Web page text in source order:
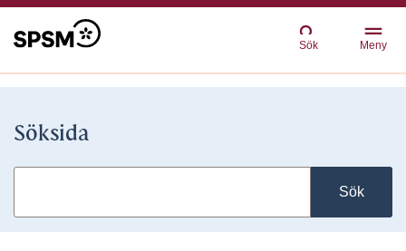
Sök Meny
Söksida
Sök